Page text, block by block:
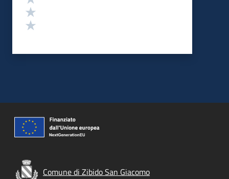
Comune di Zibido San Giacomo